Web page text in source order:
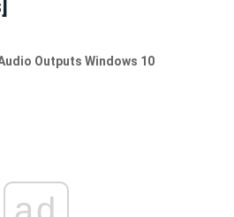
Outputs Windows 10